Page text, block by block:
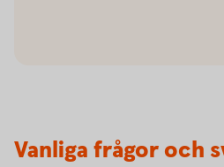
Vanliga frågor och